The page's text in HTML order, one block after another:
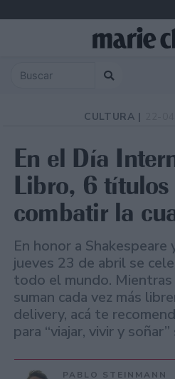
CULTURA |
En el Día
Libro, 6 títulos
combatir la
En honor a
jueves 23 de abril se
todo el mundo.
suman cada vez más
delivery, acá te
para “viajar, vivir y
PABLO STEINMANN